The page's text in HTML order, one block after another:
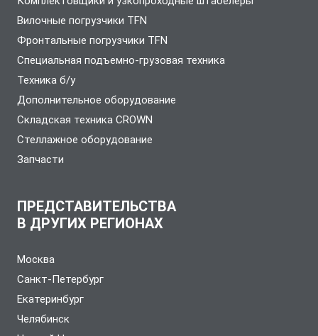
Вилочные погрузчики TFN
Фронтальные погрузчики TFN
Специальная подъемно-грузовая техника
Техника б/у
Дополнительное оборудование
Складская техника CROWN
Стеллажное оборудование
Запчасти
ПРЕДСТАВИТЕЛЬСТВА
В ДРУГИХ РЕГИОНАХ
Москва
Санкт-Петербург
Екатеринбург
Челябинск